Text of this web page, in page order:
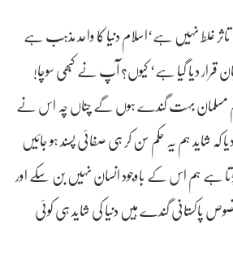
غلط نہیں ہے‘اسلام دنیا کا واحد مذہب ہے
دیا گیا ہے‘ کیوں؟ آپ نے کبھی سوچا!
ہم مسلمان بہت گندے ہوں گے چناں چہ اس نے
کہ شاید ہم یہ حکم سن کر ہی صفائی پسند ہو جائیں
ہے ہم اس کے باوجود انسان نہیں بن سکے اور
پاکستانی گندے ہیں دنیا کی شاید ہی کوئی